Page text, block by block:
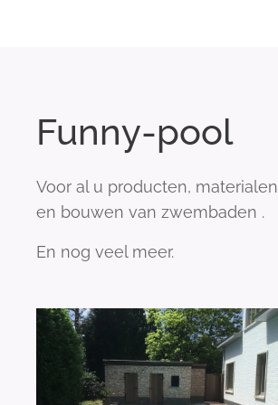
Funny-pool
Voor al u producten, materialen
en bouwen van zwembaden .
En nog veel meer.